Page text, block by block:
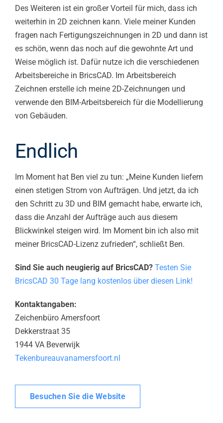
Des Weiteren ist ein großer Vorteil für mich, dass ich
weiterhin in 2D zeichnen kann. Viele meiner Kunden
fragen nach Fertigungszeichnungen in 2D und dann ist
es schön, wenn das noch auf die gewohnte Art und
Weise möglich ist. Dafür nutze ich die verschiedenen
Arbeitsbereiche in BricsCAD. Im Arbeitsbereich
Zeichnen erstelle ich meine 2D-Zeichnungen und
verwende den BIM-Arbeitsbereich für die Modellierung
von Gebäuden.
Endlich
Im Moment hat Ben viel zu tun: „Meine Kunden liefern
einen stetigen Strom von Aufträgen. Und jetzt, da ich
den Schritt zu 3D und BIM gemacht habe, erwarte ich,
dass die Anzahl der Aufträge auch aus diesem
Blickwinkel steigen wird. Im Moment bin ich also mit
meiner BricsCAD-Lizenz zufrieden“, schließt Ben.
Sind Sie auch neugierig auf BricsCAD? Testen Sie
BricsCAD 30 Tage lang kostenlos über diesen Link!
Kontaktangaben:
Zeichenbüro Amersfoort
Dekkerstraat 35
1944 VA Beverwijk
Tekenbureauvanamersfoort.nl
Besuchen Sie die Website